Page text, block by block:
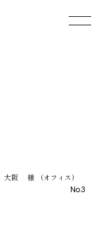
阪 様 （オフィス）
No.3